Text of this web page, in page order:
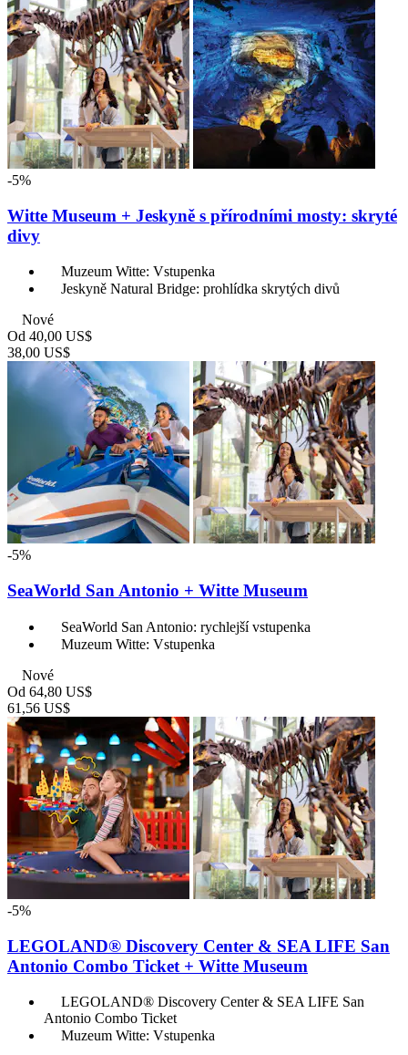
-5%
Witte Museum + Jeskyně s přírodními mosty: skryté
divy
Muzeum Witte: Vstupenka
Jeskyně Natural Bridge: prohlídka skrytých divů
Nové
Od 40,00 US$
38,00 US$
-5%
SeaWorld San Antonio + Witte Museum
SeaWorld San Antonio: rychlejší vstupenka
Muzeum Witte: Vstupenka
Nové
Od 64,80 US$
61,56 US$
-5%
LEGOLAND® Discovery Center & SEA LIFE San
Antonio Combo Ticket + Witte Museum
LEGOLAND® Discovery Center & SEA LIFE San
Antonio Combo Ticket
Muzeum Witte: Vstupenka